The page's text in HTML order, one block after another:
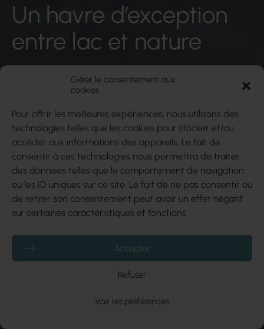
Gérer le consentement aux
cookies
Pour offrir les meilleures expériences, nous utilisons des
technologies telles que les cookies pour stocker et/ou
accéder aux informations des appareils. Le fait de
consentir à ces technologies nous permettra de traiter
des données telles que le comportement de navigation
ou les ID uniques sur ce site. Le fait de ne pas consentir ou
de retirer son consentement peut avoir un effet négatif
sur certaines caractéristiques et fonctions.
Accepter
Refuser
Voir les préférences
Un havre d’exception
entre lac et nature
De vastes terrains boisés, une nature préservée et
vendre à Magog, parfaits pour la construction de
maisons neuves dans un cadre naturel exceptionnel.
Le point de départ d’un mode de vie serein et
inspiré.
En savoir plus